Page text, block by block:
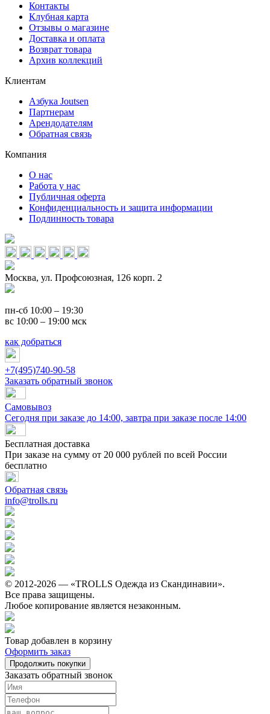
Контакты
Клубная карта
Отзывы о магазине
Доставка и оплата
Возврат товара
Архив коллекций
Клиентам
Азбука Joutsen
Партнерам
Арендодателям
Обратная связь
Компания
О нас
Работа у нас
Публичная оферта
Конфиденциальность и защита информации
Подлинность товара
Москва, ул. Профсоюзная, 126 корп. 2
пн-сб 10:00 – 19:30
вс 10:00 – 19:00 мск
как добраться
+7(495)740-90-58
Заказать обратный звонок
Самовывоз
Сегодня при заказе до 14:00, завтра при заказе после 14:00
Бесплатная доставка
При заказе на сумму от 20 000 рублей по всей России
бесплатно
Обратная связь
info@trolls.ru
© 2012-2026 — «TROLLS Одежда из Скандинавии».
Все права защищены.
Любое копирование является незаконным.
Товар добавлен в корзину
Оформить заказ
Продолжить покупки
Заказать обратный звонок